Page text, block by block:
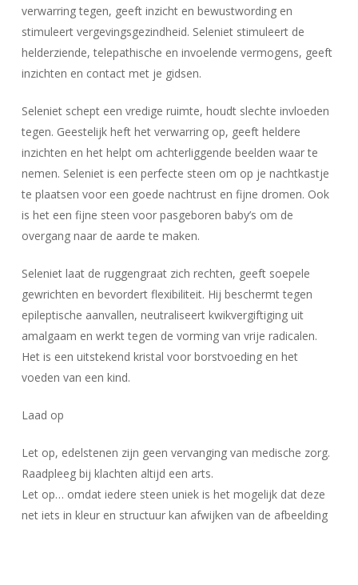
Geen producten in uw winkelwagen.
Go To Shop
verwarring tegen, geeft inzicht en bewustwording en
stimuleert vergevingsgezindheid. Seleniet stimuleert de
helderziende, telepathische en invoelende vermogens, geeft
inzichten en contact met je gidsen.
Seleniet schept een vredige ruimte, houdt slechte invloeden
tegen. Geestelijk heft het verwarring op, geeft heldere
inzichten en het helpt om achterliggende beelden waar te
nemen. Seleniet is een perfecte steen om op je nachtkastje
te plaatsen voor een goede nachtrust en fijne dromen. Ook
is het een fijne steen voor pasgeboren baby’s om de
overgang naar de aarde te maken.
Seleniet laat de ruggengraat zich rechten, geeft soepele
gewrichten en bevordert flexibiliteit. Hij beschermt tegen
epileptische aanvallen, neutraliseert kwikvergiftiging uit
amalgaam en werkt tegen de vorming van vrije radicalen.
Het is een uitstekend kristal voor borstvoeding en het
voeden van een kind.
Laad op
Let op, edelstenen zijn geen vervanging van medische zorg.
Raadpleeg bij klachten altijd een arts.
Let op… omdat iedere steen uniek is het mogelijk dat deze
net iets in kleur en structuur kan afwijken van de afbeelding